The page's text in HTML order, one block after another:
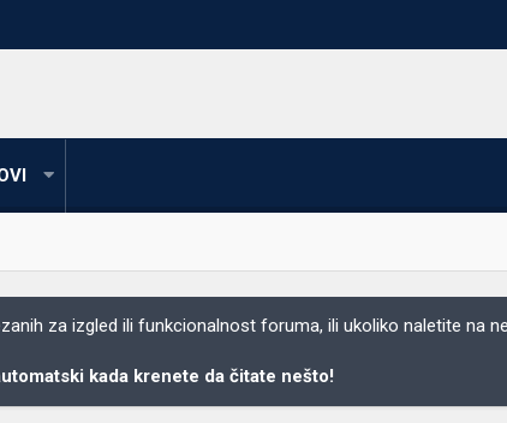
za izgled ili funkcionalnost foruma, ili ukoliko naletite na
kada krenete da čitate nešto!